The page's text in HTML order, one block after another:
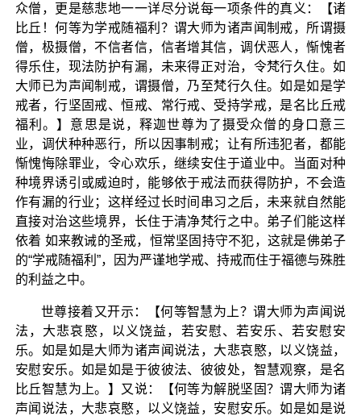
众僧，更是慈悲地一一详尽分说每一项条件的真义：【诸
比丘！何等为学戒随福利？谓大师为诸声闻制戒，所谓摄
僧，极摄僧，不信者信，信者增其信，调伏恶人，惭愧者
得乐住，现法防护有漏，未来得正对治，令梵行久住。如
大师已为声闻制戒，谓摄僧，乃至梵行久住。如是如是学
戒者，行坚固戒、恒戒、常行戒、受持学戒，是名比丘戒
福利。】意思是说，释迦世尊为了摄受众僧的身口意三
业，调伏种种恶行，所以因事制戒；让有所违犯者，都能
惭愧悔除罪业，令心欢乐，继续安住于道业中。当面对种
种境界诱引或威迫时，能够依于戒法而获得防护，不会造
作有漏的行业；这样经过长时间串习之后，未来就自然能
直接对治这些境界，长住于清净梵行之中。弟子们能这样
依着 如来教诫的圣戒，恒常坚固持守不犯，这就是佛弟子
的“学戒随福利”，因为严谨地学戒、持戒而住于福德与殊胜
的利益之中。
世尊接着又开示：【何等智慧为上？谓大师为声闻说
法，大悲哀愍，以义饶益，若安慰、若安乐、若安慰安
乐。如是如是大师为诸声闻说法，大悲哀愍，以义饶益，
安慰安乐。如是如是于彼彼法、彼彼处，智慧观察，是名
比丘智慧为上。】又说：【何等为解脱坚固？谓大师为诸
声闻说法，大悲哀愍，以义饶益，安慰安乐。如是如是说